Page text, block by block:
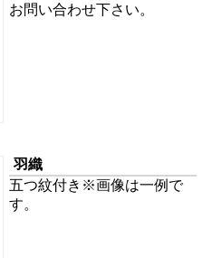
お問い合わせ下さい。
羽織
五つ紋付き※画像は一例で
す。